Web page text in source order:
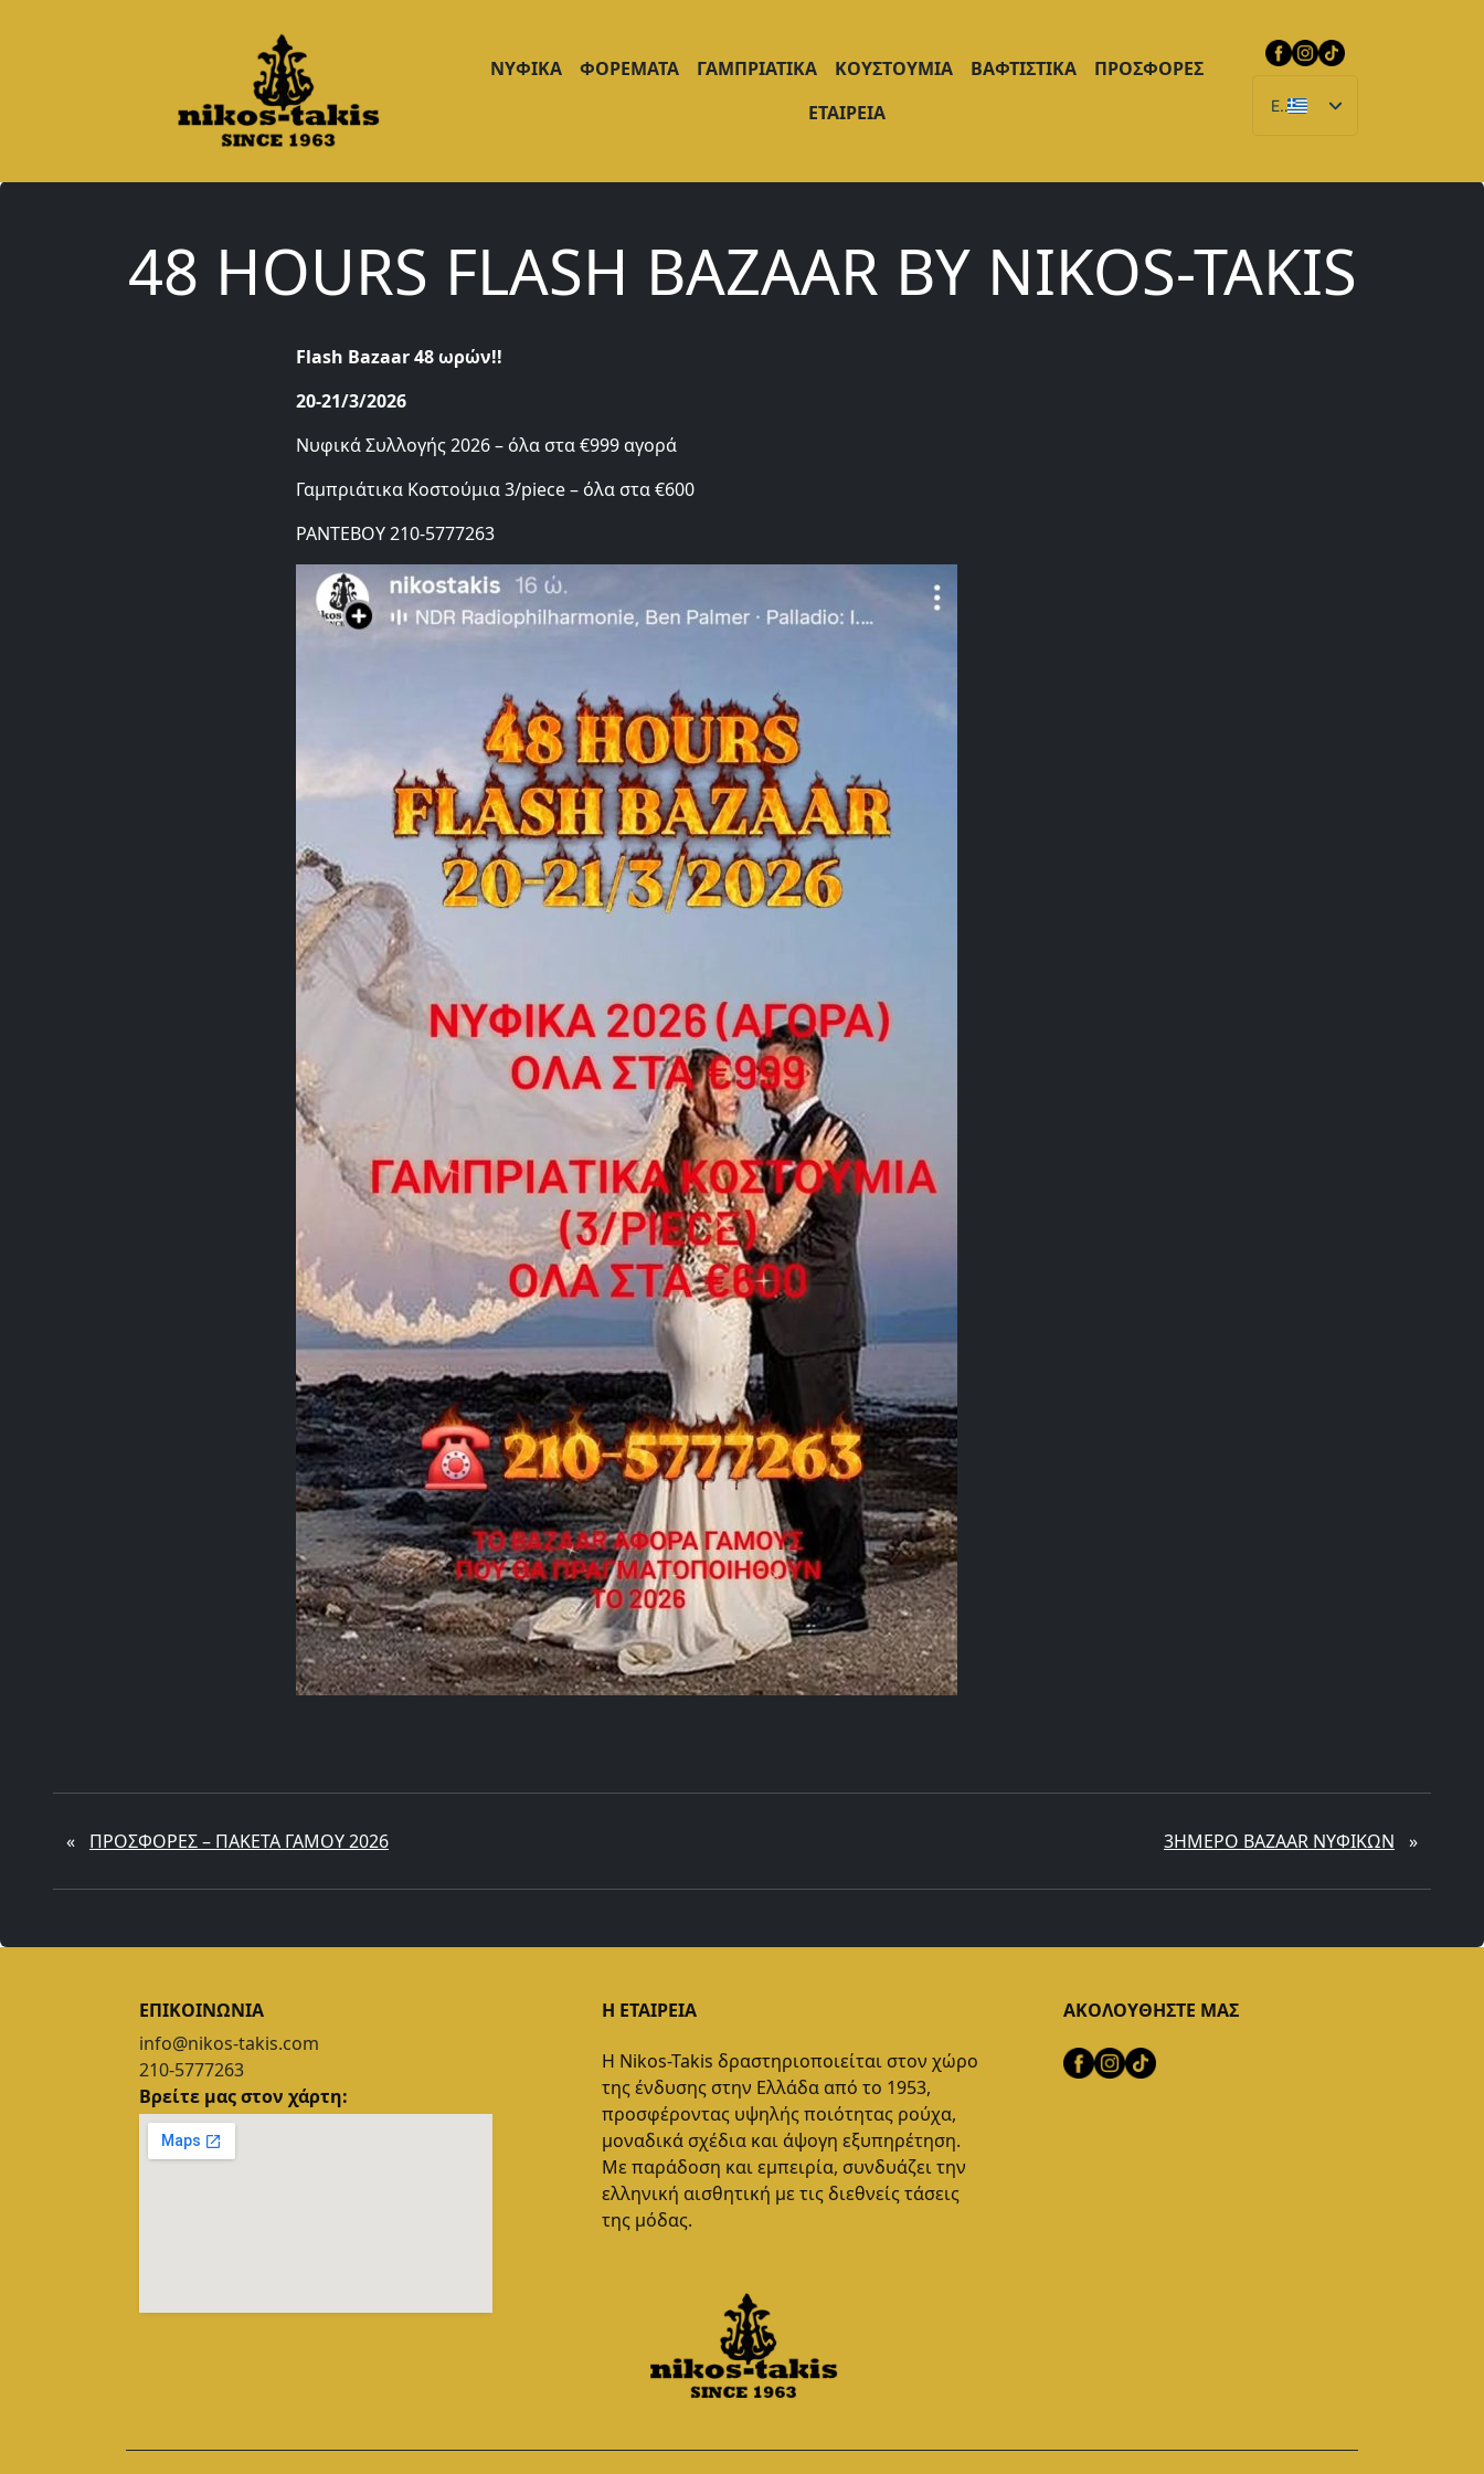
ΝΥΦΙΚΑ ΦΟΡΕΜΑΤΑ ΓΑΜΠΡΙΑΤΙΚΑ ΚΟΥΣΤΟΥΜΙΑ ΒΑΦΤΙΣΤΙΚΑ
ΠΡΟΣΦΟΡΕΣ
ΕΤΑΙΡΕΙΑ
EL
48 HOURS FLASH BAZAAR BY NIKOS-TAKIS
Flash Bazaar 48 ωρών!!
20-21/3/2026
Νυφικά Συλλογής 2026 – όλα στα €999 αγορά
Γαμπριάτικα Κοστούμια 3/piece – όλα στα €600
ΡΑΝΤΕΒΟΥ 210-5777263
« ΠΡΟΣΦΟΡΕΣ – ΠΑΚΕΤΑ ΓΑΜΟΥ 2026 3ΗΜΕΡΟ BAZAAR ΝΥΦΙΚΩΝ »
ΕΠΙΚΟΙΝΩΝΙΑ
info@nikos-takis.com
210-5777263
Βρείτε μας στον χάρτη:
Η ΕΤΑΙΡΕΙΑ
Η Nikos-Takis δραστηριοποιείται στον χώρο
της ένδυσης στην Ελλάδα από το 1953,
προσφέροντας υψηλής ποιότητας ρούχα,
μοναδικά σχέδια και άψογη εξυπηρέτηση.
Με παράδοση και εμπειρία, συνδυάζει την
ελληνική αισθητική με τις διεθνείς τάσεις
της μόδας.
ΑΚΟΛΟΥΘΗΣΤΕ ΜΑΣ